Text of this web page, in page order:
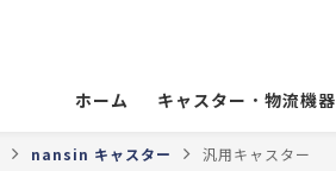
ホーム キャスター．物流機器
nansin キャスター 汎用キャスター